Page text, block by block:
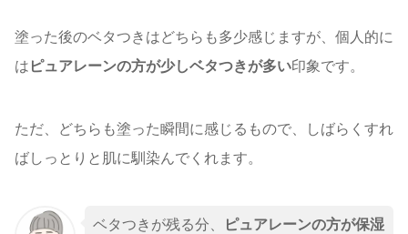
塗った後のベタつきはどちらも多少感じますが、個人的に
は ピュアレーンの方が少しベタつきが多い印象です。
ただ、どちらも塗った瞬間に感じるもので、しばらくすれ
ばしっとりと肌に馴染んでくれます。
ベタつきが残る分、
ピュアレーンの方が保湿